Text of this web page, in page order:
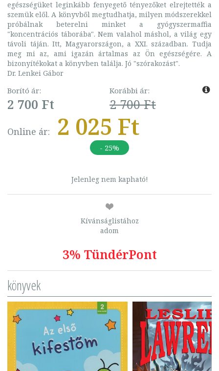
egészségüket leginkább fenyegető tényezőket elrejtették a
szemük elől. A könyvből megtudhatja, milyen módszerekkel
próbálnak beterelni minket a gyógyszermaffia
"koncentrációs táborába". Nem valahol máshol, a világ egy
távoli táján. Itt, Magyarországon, a XXI. században. Tudja
meg mi az, ami igazán ártalmas az Ön egészségére. A
bizonyítékokat a könyvben találja. Jó "szórakozást".
Dr. Lenkei Gábor
Borító ár:
2 700 Ft
Korábbi ár:
2 700 Ft
Online ár: 2 025 Ft
- 25%
Jelenleg nem kapható!
Kívánságlistához
adom
3% TündérPont
könyvek